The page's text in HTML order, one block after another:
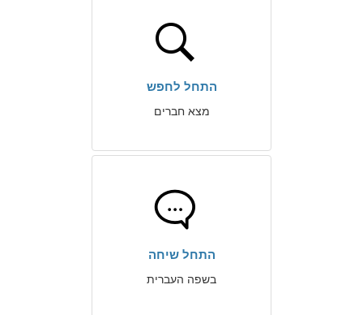
התחל לחפש
מצא חברים
התחל שיחה
בשפה העברית